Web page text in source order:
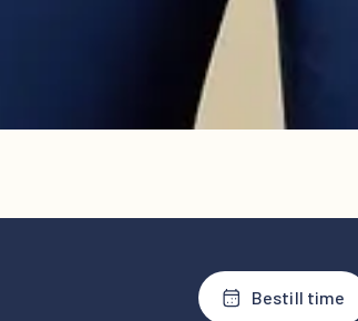
Bestill time